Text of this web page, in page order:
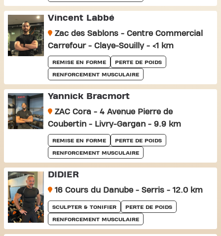
Vincent Labbé
Zac des Sablons - Centre Commercial
Carrefour - Claye-Souilly - <1 km
REMISE EN FORME PERTE DE POIDS
RENFORCEMENT MUSCULAIRE
Yannick Bracmort
ZAC Cora - 4 Avenue Pierre de
Coubertin - Livry-Gargan - 9.9 km
REMISE EN FORME PERTE DE POIDS
RENFORCEMENT MUSCULAIRE
DIDIER
16 Cours du Danube - Serris - 12.0 km
SCULPTER & TONIFIER PERTE DE POIDS
RENFORCEMENT MUSCULAIRE